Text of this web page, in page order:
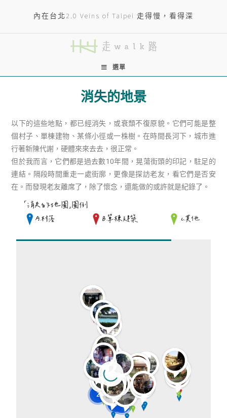
內在台北2.0 Veins of Taipei 走得慢，看得深
選單
消失的地景
以下的這些地點，都已經消失，或衰頹不復原貌。它們可能是整
個村子、單棟建物、某條小徑或一株樹。在時間長河下，城市進
行著新陳代謝，硬體來來去去，很正常。
但於我而言，它們都是過去數10年間，晃蕩街頭的印記，駐足的
連結。隔段時間重走一處街廓，更像是探訪老友，看它們是否安
在。而發現老友離席了，除了懷念，還能做的或許就是紀錄了。
22
2
2
2